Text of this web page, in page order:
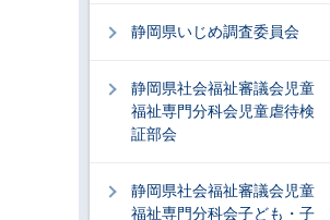
静岡県いじめ調査委員会
静岡県社会福祉審議会児童
福祉専門分科会児童虐待検
証部会
静岡県社会福祉審議会児童
福祉専門分科会子ども・子